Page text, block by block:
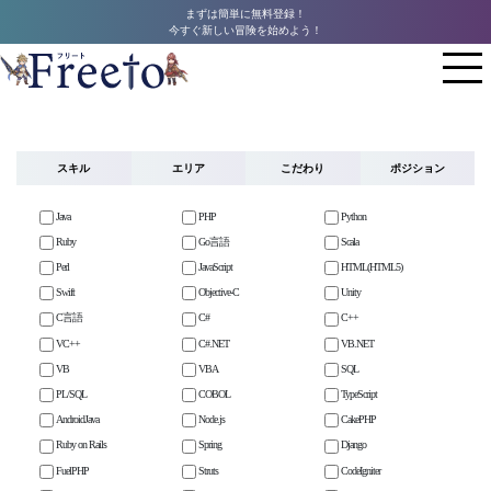
まずは簡単に無料登録！
今すぐ新しい冒険を始めよう！
スキル エリア こだわり ポジション
Java PHP Python
Ruby Go言語 Scala
Perl JavaScript HTML(HTML5)
Swift Objective-C Unity
C言語 C# C++
VC++ C#.NET VB.NET
VB VBA SQL
PL/SQL COBOL TypeScript
AndroidJava Node.js CakePHP
Ruby on Rails Spring Django
FuelPHP Struts CodeIgniter